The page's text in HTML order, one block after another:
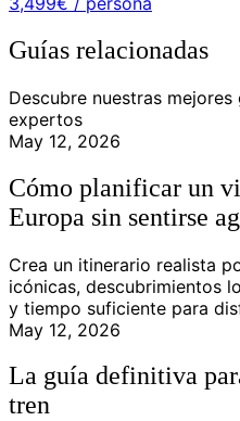
Guías relacionadas
Descubre nuestras
expertos
May 12, 2026
Cómo planificar un
Europa sin sentirse
Crea un itinerario realista
icónicas, descubrimientos
y tiempo suficiente para
May 12, 2026
La guía definitiva
tren